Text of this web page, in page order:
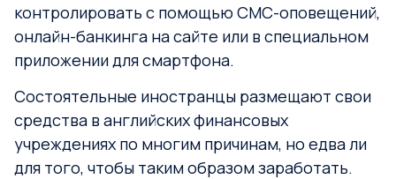
контролировать с помощью СМС-оповещений,
онлайн-банкинга на сайте или в специальном
приложении для смартфона.
Состоятельные иностранцы размещают свои
средства в английских финансовых
учреждениях по многим причинам, но едва ли
для того, чтобы таким образом заработать.